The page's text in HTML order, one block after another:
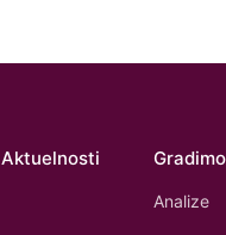
Aktuelnosti
Analize